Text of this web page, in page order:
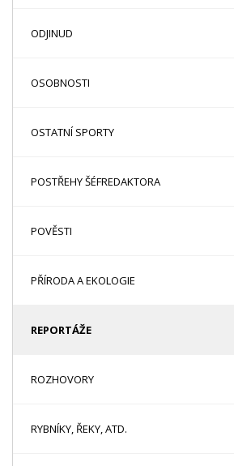
ODJINUD
OSOBNOSTI
OSTATNÍ SPORTY
POSTŘEHY ŠÉFREDAKTORA
POVĚSTI
PŘÍRODA A EKOLOGIE
REPORTÁŽE
ROZHOVORY
RYBNÍKY, ŘEKY, ATD.